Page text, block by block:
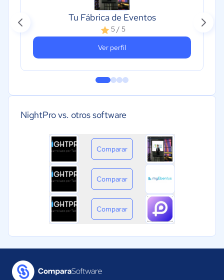
Tu Fábrica de Eventos
5 / 5
Ver perfil
NightPro vs. otros software
Comparar
Comparar
Comparar